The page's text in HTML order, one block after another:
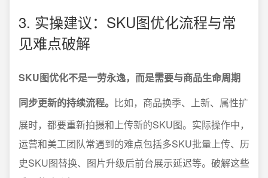
3. 实操建议：SKU图优化流程与常
见难点破解
SKU图优化不是一劳永逸，而是需要与商品生命周期
同步更新的持续流程。 比如，商品换季、上新、属性扩
展时，都要重新拍摄和上传新的SKU图。实际操作中，
运营和美工团队常遇到的难点包括多SKU批量上传、历
史SKU图替换、图片升级后前台展示延迟等。破解这些